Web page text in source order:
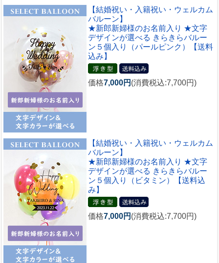
【結婚祝い・入籍祝い・ウェルカム
バルーン】
★新郎新婦様のお名前入り ★文字
デザインが選べる きらきらバルー
ン５個入り（パールピンク）【送料
込み】
価格7,000円 (消費税込:7,700円)
【結婚祝い・入籍祝い・ウェルカム
バルーン】
★新郎新婦様のお名前入り ★文字
デザインが選べる きらきらバルー
ン５個入り（ビタミン）【送料込
み】
価格7,000円 (消費税込:7,700円)